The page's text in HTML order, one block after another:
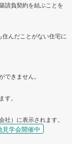
請負契約を結ぶことを
んだことがない住宅に
きません。
。
）に表示されます。
見学会開催中